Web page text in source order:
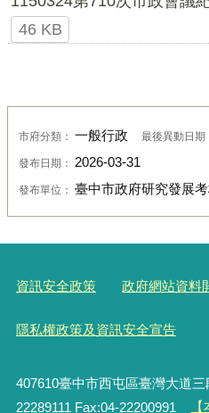
46 KB
市府分類： 一般行政 最後異動日期
發布日期： 2026-03-31
發布單位： 臺中市政府研究發展
資訊安全政策 政府網站資料
隱私權政策及資訊安全宣告
407610臺中市西屯區臺灣大道
22289111 Fax:04-22200991